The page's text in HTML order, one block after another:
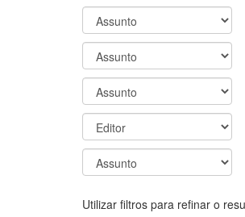
Utilizar filtros para refinar o